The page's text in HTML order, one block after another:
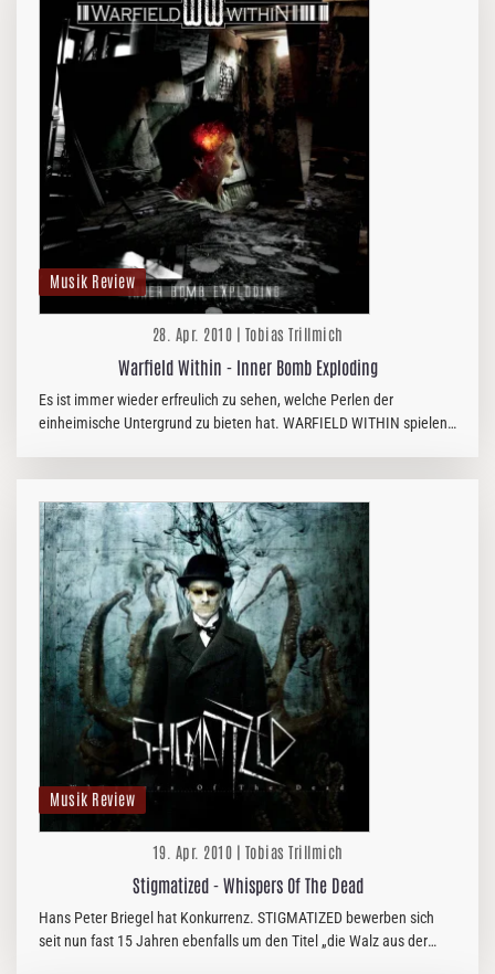
Musik Review
28. Apr. 2010 | Tobias Trillmich
Warfield Within - Inner Bomb Exploding
Es ist immer wieder erfreulich zu sehen, welche Perlen der
einheimische Untergrund zu bieten hat. WARFIELD WITHIN spielen
Musik Review
19. Apr. 2010 | Tobias Trillmich
Stigmatized - Whispers Of The Dead
Hans Peter Briegel hat Konkurrenz. STIGMATIZED bewerben sich
seit nun fast 15 Jahren ebenfalls um den Titel „die Walz aus der